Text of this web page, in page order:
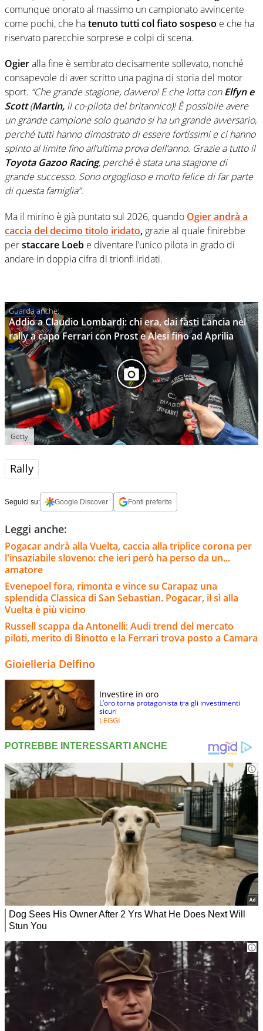
comunque onorato al massimo un campionato avvincente
come pochi, che hatenuto tutti col fiato sospeso e che ha
riservato parecchie sorprese e colpi di scena.
Ogieralla fine è sembrato decisamente sollevato, nonché
consapevole di aver scritto una pagina di storia del motor
sport. “Che grande stagione, davvero! E che lotta conElfyn e
Scott(Martin, il co-pilota del britannico)! È possibile avere
un grande campione solo quando si ha un grande avversario,
perché tutti hanno dimostrato di essere fortissimi e ci hanno
spinto al limite fino all’ultima prova dell’anno. Grazie a tutto il
Toyota Gazoo Racing, perché è stata una stagione di
grande successo. Sono orgoglioso e molto felice di far parte
di questa famiglia”.
Ma il mirino è già puntato sul 2026, quando Ogier andrà a
caccia del decimo titolo iridato, grazie al quale finirebbe
perstaccare Loeb e diventare l’unico pilota in grado di
andare in doppia cifra di trionfi iridati.
Addio a Claudio Lombardi: chi era, dai fasti Lancia nel
rally a capo Ferrari con Prost e Alesi fino ad Aprilia
Getty
Rally
Seguici su: Google Discover Fonti preferite
Leggi anche:
Pogacar andrà alla Vuelta, caccia alla triplice corona per
l'insaziabile sloveno: che ieri però ha perso da un...
amatore
Evenepoel fora, rimonta e vince su Carapaz una
splendida Classica di San Sebastian. Pogacar, il sì alla
Vuelta è più vicino
Russell scappa da Antonelli: Audi trend del mercato
piloti, merito di Binotto e la Ferrari trova posto a Camara
Gioielleria Delfino
Investire in oro
L’oro torna protagonista tra gli investimenti
sicuri
LEGGI